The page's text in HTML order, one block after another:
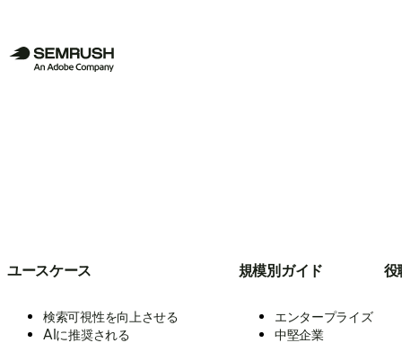
ユースケース
検索可視性を向上させる
AIに推奨される
規模別ガイド
エンタープライズ
中堅企業
役